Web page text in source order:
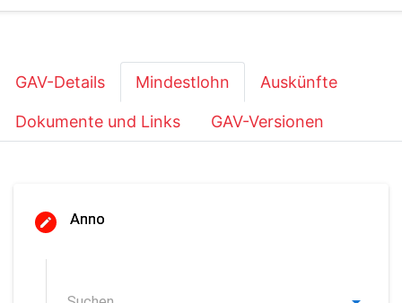
GAV-Details Mindestlohn Auskünfte
Dokumente und Links GAV-Versionen
Anno